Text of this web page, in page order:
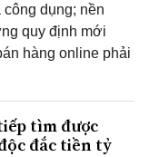
dụng; nền
quy định mới
hàng online phải
tìm được
đắc tiền tỷ